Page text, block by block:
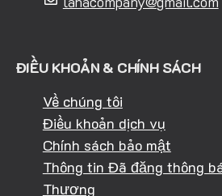
ĐIỀU KHOẢN & CHÍNH SÁCH
Về chúng tôi
Điều khoản dịch vụ
Chính sách bảo mật
Thông tin Đã đăng thông
Thương